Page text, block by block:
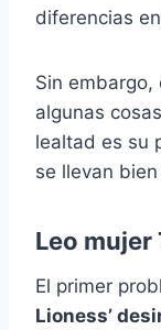
diferencias
Sin embargo,
algunas
lealtad es su
se llevan
Leo mujer
El primer
Lioness’